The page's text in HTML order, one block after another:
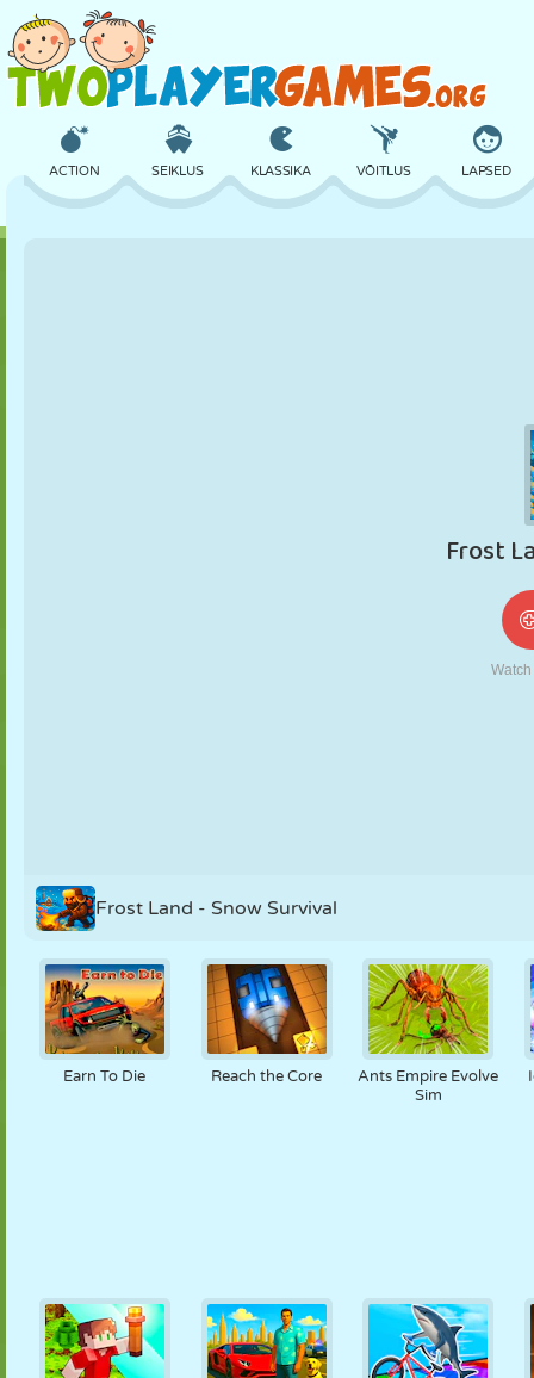
ACTION SEIKLUS KLASSIKA VÕITLUS LAPSED
ROBOT
TRULL
Frost Land - Snow Survival
Earn To Die Reach the Core
Ants Empire Evolve
Sim